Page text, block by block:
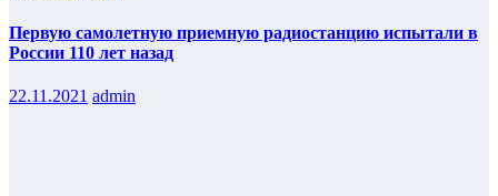
Первую самолетную приемную радиостанцию испытали в
России 110 лет назад
22.11.2021 admin